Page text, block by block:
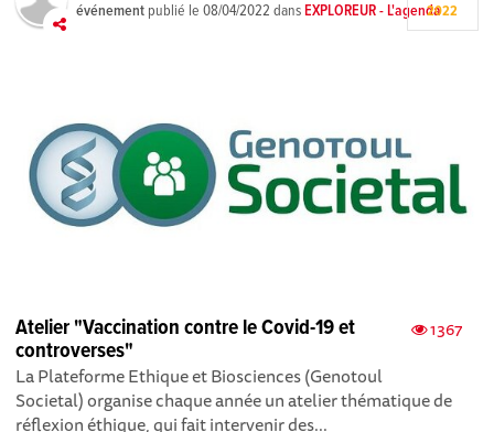
événement publié le08/04/2022 dansEXPLOREUR - L'agenda2022
1367
Atelier "Vaccination contre le Covid-19 et
controverses"
La Plateforme Ethique et Biosciences (Genotoul
Societal) organise chaque année un atelier thématique de
réflexion éthique, qui fait intervenir des...